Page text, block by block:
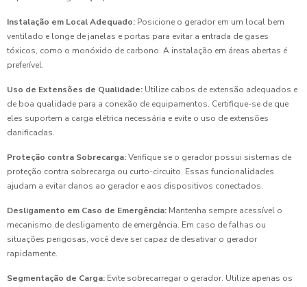
Instalação em Local Adequado: Posicione o gerador em um local bem
ventilado e longe de janelas e portas para evitar a entrada de gases
tóxicos, como o monóxido de carbono. A instalação em áreas abertas é
preferível.
Uso de Extensões de Qualidade: Utilize cabos de extensão adequados e
de boa qualidade para a conexão de equipamentos. Certifique-se de que
eles suportem a carga elétrica necessária e evite o uso de extensões
danificadas.
Proteção contra Sobrecarga:Verifique se o gerador possui sistemas de
proteção contra sobrecarga ou curto-circuito. Essas funcionalidades
ajudam a evitar danos ao gerador e aos dispositivos conectados.
Desligamento em Caso de Emergência: Mantenha sempre acessível o
mecanismo de desligamento de emergência. Em caso de falhas ou
situações perigosas, você deve ser capaz de desativar o gerador
rapidamente.
Segmentação de Carga: Evite sobrecarregar o gerador. Utilize apenas os